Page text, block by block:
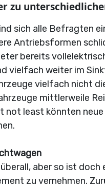
zu
sich alle Befragten
Antriebsformen
bereits
vielfach weiter im
vielfach nicht
mittlerweile
not least könnten
aber so ist
zu vernehmen.